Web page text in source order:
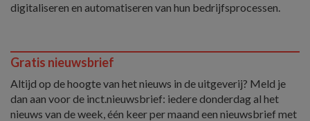
digitaliseren en automatiseren van hun bedrijfsprocessen.
Gratis nieuwsbrief
Altijd op de hoogte van het nieuws in de uitgeverij? Meld je
dan aan voor de inct.nieuwsbrief: iedere donderdag al het
nieuws van de week, één keer per maand een nieuwsbrief met